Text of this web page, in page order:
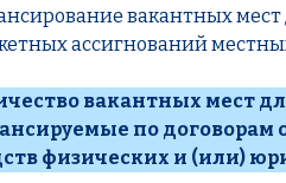
вакантных мест
ассигнований
вакантных мест
по договорам
физических и (или)